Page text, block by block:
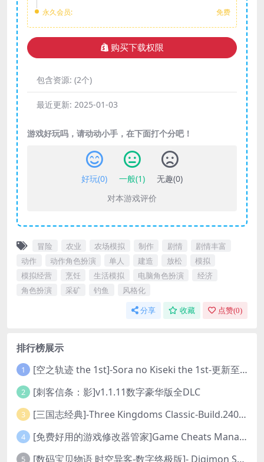
永久会员:
免费
购买下载权限
包含资源: (2个)
最近更新: 2025-01-03
游戏好玩吗，请动动小手，在下面打个分吧！
好玩(0) 一般(1) 无趣(0)
对本游戏评价
冒险 农业 农场模拟 制作 剧情
剧情丰富
动作
动作角色扮演 单人 建造 放松
模拟
模拟经营
烹饪 生活模拟 电脑角色扮演
经济
角色扮演
采矿 钓鱼 风格化
分享 收藏 点赞(0)
排行榜展示
1 [空之轨迹 the 1st]-Sora no Kiseki the 1st-更新至v1.06.4-全DLC
2 [刺客信条：影]v1.1.11数字豪华版全DLC
3 [三国志经典]-Three Kingdoms Classic-Build.24048091-v1.0.0+5
4 [免费好用的游戏修改器管家]Game Cheats Manager
5 [数码宝贝物语 时空异客-数字终极版]- Digimon Story Time Stranger-Build.23514637